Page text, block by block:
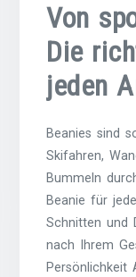
Von
Die
jeden
Beanies sind
Skifahren,
Bummeln
Beanie für
Schnitten und
nach Ihrem
Persönlichkeit